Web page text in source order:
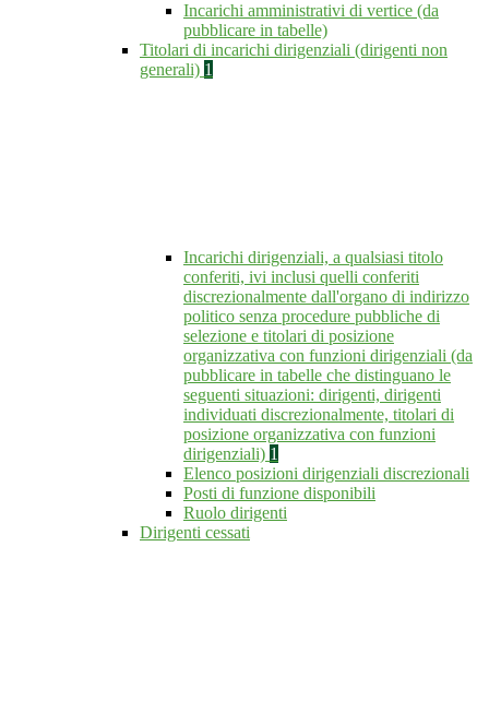
Incarichi amministrativi di vertice (da
pubblicare in tabelle)
Titolari di incarichi dirigenziali (dirigenti non
generali) 1
Incarichi dirigenziali, a qualsiasi titolo
conferiti, ivi inclusi quelli conferiti
discrezionalmente dall'organo di indirizzo
politico senza procedure pubbliche di
selezione e titolari di posizione
organizzativa con funzioni dirigenziali (da
pubblicare in tabelle che distinguano le
seguenti situazioni: dirigenti, dirigenti
individuati discrezionalmente, titolari di
posizione organizzativa con funzioni
dirigenziali) 1
Elenco posizioni dirigenziali discrezionali
Posti di funzione disponibili
Ruolo dirigenti
Dirigenti cessati